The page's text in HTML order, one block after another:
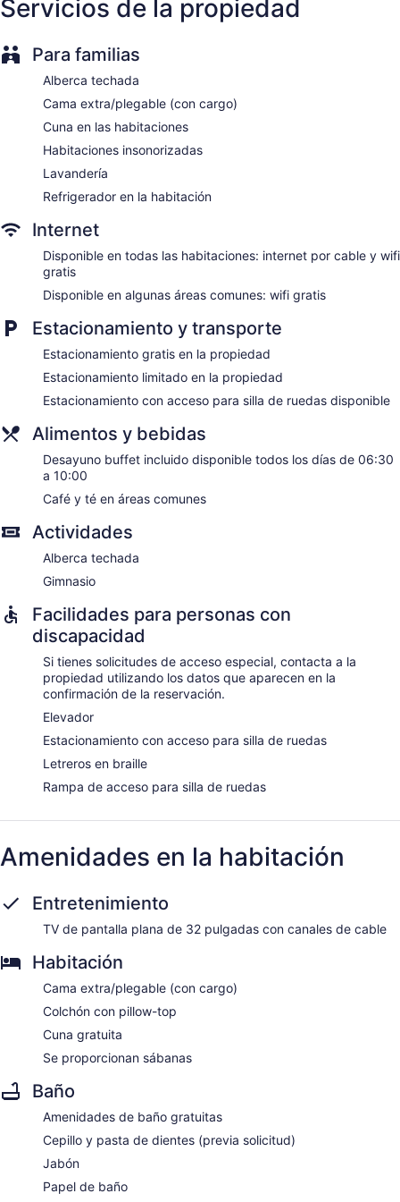
No se permite fumar en la propiedad
Ramada by Wyndham Prince Albert tiene 75 opciones de
camas tienen colchones pillow-top. Hay televisión de
pantalla plana de 32 pulgadas con canales por cable. Los
baños están equipados con tina o regadera con regadera
tipo lluvia y amenidades de baño gratuitas.
Los huéspedes pueden navegar en línea gracias al acceso a
internet por cable y wifi gratis. Los servicios para las
personas que viajan por negocios incluyen escritorio y
teléfono; se ofrecen llamadas locales gratuitas (aplican
restricciones). Se proporciona servicio de limpieza previa
solicitud.
Servicios de la propiedad
Para familias
Alberca techada
Cama extra/plegable (con cargo)
Cuna en las habitaciones
Habitaciones insonorizadas
Lavandería
Refrigerador en la habitación
Internet
Disponible en todas las habitaciones: internet por cable y wifi
gratis
Disponible en algunas áreas comunes: wifi gratis
Estacionamiento y transporte
Estacionamiento gratis en la propiedad
Estacionamiento limitado en la propiedad
Estacionamiento con acceso para silla de ruedas disponible
Alimentos y bebidas
Desayuno buffet incluido disponible todos los días de 06:30
a 10:00
Café y té en áreas comunes
Actividades
Alberca techada
Gimnasio
Facilidades para personas con
discapacidad
Si tienes solicitudes de acceso especial, contacta a la
propiedad utilizando los datos que aparecen en la
confirmación de la reservación.
Elevador
Estacionamiento con acceso para silla de ruedas
Letreros en braille
Rampa de acceso para silla de ruedas
Amenidades en la habitación
Entretenimiento
TV de pantalla plana de 32 pulgadas con canales de cable
Habitación
Cama extra/plegable (con cargo)
Colchón con pillow-top
Cuna gratuita
Se proporcionan sábanas
Baño
Amenidades de baño gratuitas
Cepillo y pasta de dientes (previa solicitud)
Jabón
Papel de baño